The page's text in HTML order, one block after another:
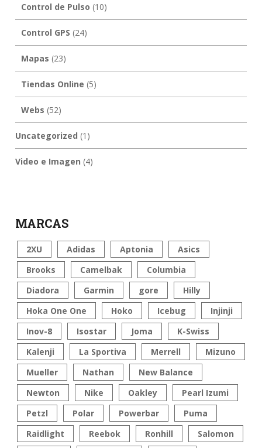
Control de Pulso (10)
Control GPS (24)
Mapas (23)
Tiendas Online (5)
Webs (52)
Uncategorized (1)
Video e Imagen (4)
MARCAS
2XU Adidas Aptonia
Asics
Brooks
Camelbak
Columbia
Diadora
Garmin gore
Hilly
Hoka One One
Hoko Icebug
Injinji
Inov-8
Isostar Joma
K-Swiss
Kalenji
La Sportiva Merrell
Mizuno
Mueller
Nathan
New Balance
Newton
Nike Oakley
Pearl Izumi
Petzl
Polar Powerbar
Puma
Raidlight
Reebok Ronhill Salomon